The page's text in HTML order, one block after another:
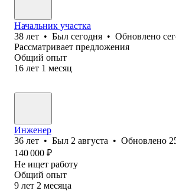
Начальник участка
38 лет • Был сегодня • Обновлено
Рассматривает предложения
Общий опыт
16 лет 1 месяц
Инженер
36 лет • Был 2 августа • Обновлено
140 000 ₽
Не ищет работу
Общий опыт
9 лет 2 месяца